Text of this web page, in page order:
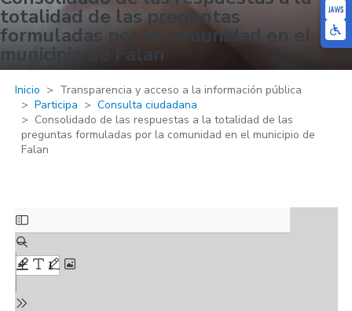
totalidad de las preguntas
formuladas por la comunidad en el
municipio de Falan
Inicio
Transparencia y acceso a la información pública
Participa
Consulta ciudadana
Consolidado de las respuestas a la totalidad de las
preguntas formuladas por la comunidad en el municipio de
Falan